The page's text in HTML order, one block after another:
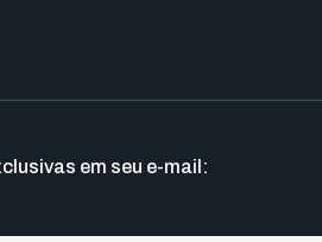
em seu e-mail: